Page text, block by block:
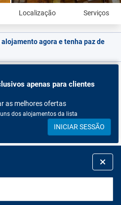
Localização Serviços
agora e tenha paz de
apenas para clientes
as melhores ofertas
dos alojamentos da lista
INICIAR SESSÃO